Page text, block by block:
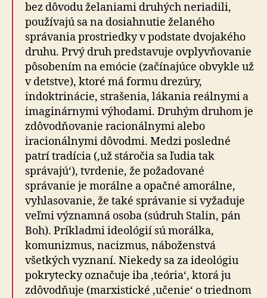
bez dôvodu želaniami druhých neriadili,
používajú sa na dosiahnutie želaného
správania prostriedky v podstate dvojakého
druhu. Prvý druh predstavuje ovplyvňovanie
pôsobením na emócie (začínajúce obvykle už
v detstve), ktoré má formu drezúry,
indoktrinácie, strašenia, lákania reálnymi a
imaginárnymi výhodami. Druhým druhom je
zdôvodňovanie racionálnymi alebo
iracionálnymi dôvodmi. Medzi posledné
patrí tradícia (‚už stáročia sa ľudia tak
správajú‘), tvrdenie, že požadované
správanie je morálne a opačné amorálne,
vyhlasovanie, že také správanie si vyžaduje
veľmi významná osoba (súdruh Stalin, pán
Boh). Príkladmi ideológií sú morálka,
komunizmus, nacizmus, náboženstvá
všetkých vyznaní. Niekedy sa za ideológiu
pokrytecky označuje iba ‚teória‘, ktorá ju
zdôvodňuje (marxistické ‚učenie‘ o triednom